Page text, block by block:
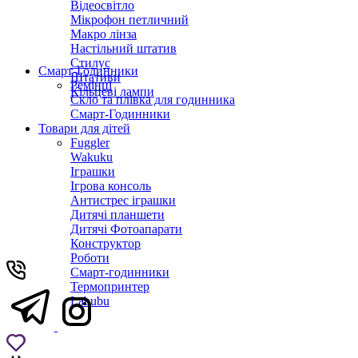
Відеосвітло
Мікрофон петличний
Макро лінза
Настільний штатив
Стилус
Штативи
Кільцеві лампи
Смарт-Годинники
Ремінці
Скло та плівка для годинника
Смарт-Годинники
Товари для дітей
Fuggler
Wakuku
Іграшки
Ігрова консоль
Антистрес іграшки
Дитячi планшети
Дитячі Фотоапарати
Конструктор
Роботи
Смарт-годинники
Термопринтер
Labubu